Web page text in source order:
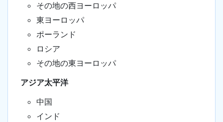
その地の西ヨーロッパ
東ヨーロッパ
ポーランド
ロシア
その地の東ヨーロッパ
アジア太平洋
中国
インド